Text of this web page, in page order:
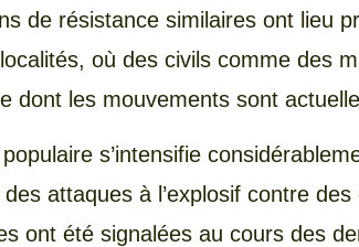
de résistance similaires ont lieu
où des civils comme des
dont les mouvements sont
s’intensifie
attaques à l’explosif contre
ont été signalées au cours des